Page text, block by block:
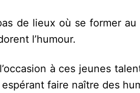
de lieux où se former
l’humour.
à ces jeunes
faire naître des